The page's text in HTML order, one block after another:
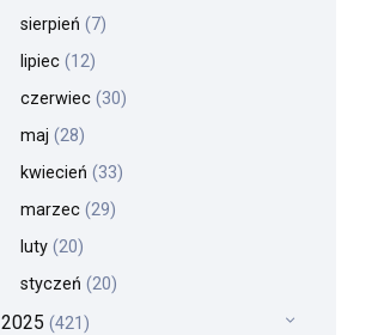
sierpień (7)
lipiec (12)
czerwiec (30)
maj (28)
kwiecień (33)
marzec (29)
luty (20)
styczeń (20)
2025 (421)